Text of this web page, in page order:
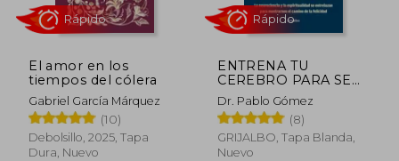
Rápido Rápido
El amor en los
tiempos del cólera
Gabriel García Márquez
(10)
Debolsillo, 2025, Tapa
Dura, Nuevo
ENTRENA TU
CEREBRO PARA SER
FELIZ
Dr. Pablo Gómez
(8)
GRIJALBO, Tapa Blanda,
Nuevo